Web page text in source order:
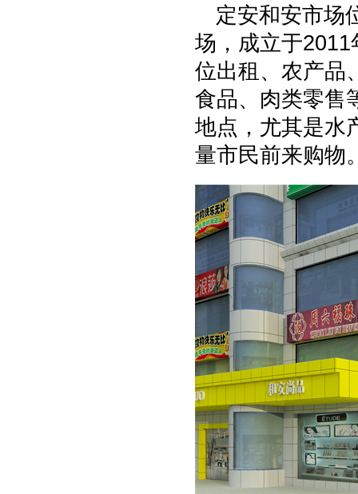
定安和安市场‌
场，成立于
位出租、农产品
食品、肉类零
地点，尤其是水
量市民前来购物